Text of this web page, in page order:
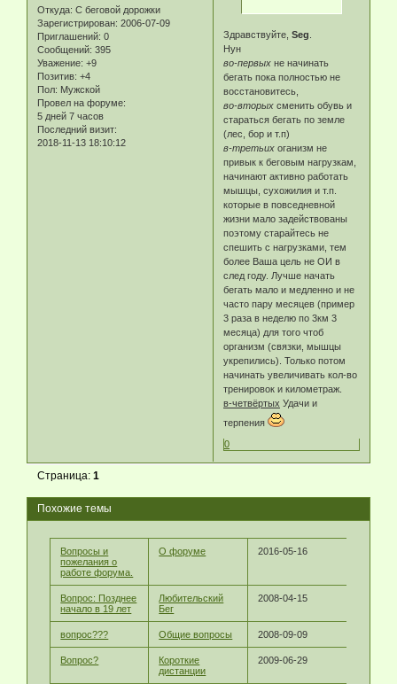
Откуда: С беговой дорожки
Зарегистрирован: 2006-07-09
Приглашений: 0
Сообщений: 395
Уважение: +9
Позитив: +4
Пол: Мужской
Провел на форуме:
5 дней 7 часов
Последний визит:
2018-11-13 18:10:12
Здравствуйте,Seg
Нун
во-первых не начинать
бегать пока полностью не
восстановитесь,
во-вторых сменить обувь и
стараться бегать по земле
(лес, бор и т.п)
в-третьих оганизм не
привык к беговым нагрузкам,
начинают активно работать
мышцы, сухожилия и т.п.
которые в повседневной
жизни мало задействованы
поэтому старайтесь не
спешить с нагрузками, тем
более Ваша цель не ОИ в
след году. Лучше начать
бегать мало и медленно и не
часто пару месяцев (пример
3 раза в неделю по 3км 3
месяца) для того чтоб
организм (связки, мышцы
укрепились). Только потом
начинать увеличивать кол-во
тренировок и километраж.
в-четвёртых Удачи и
терпения
0
Страница:1
Похожие темы
Вопросы и
пожелания о
работе форума.
О форуме 2016-05-16
Вопрос: Позднее
начало в 19 лет
Любительский
Бег
2008-04-15
вопрос??? Общие вопросы 2008-09-09
Вопрос?
Короткие
дистанции
2009-06-29